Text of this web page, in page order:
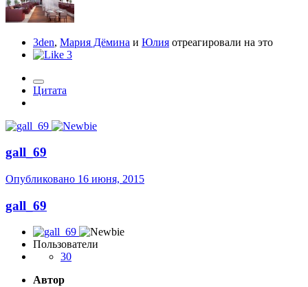
3den, Мария Дёмина и Юлия отреагировали на это
3
Цитата
gall_69
Опубликовано 16 июня, 2015
gall_69
Пользователи
30
Автор